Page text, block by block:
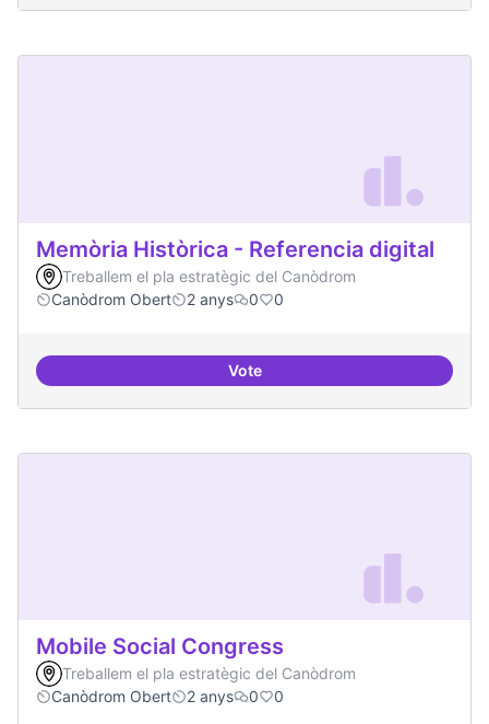
Memòria Històrica - Referencia digital
Treballem el pla estratègic del Canòdrom
Canòdrom Obert
2 anys 0 0
VoteMemòria Històrica - Referencia
Mobile Social Congress
Treballem el pla estratègic del Canòdrom
Canòdrom Obert
2 anys 0 0